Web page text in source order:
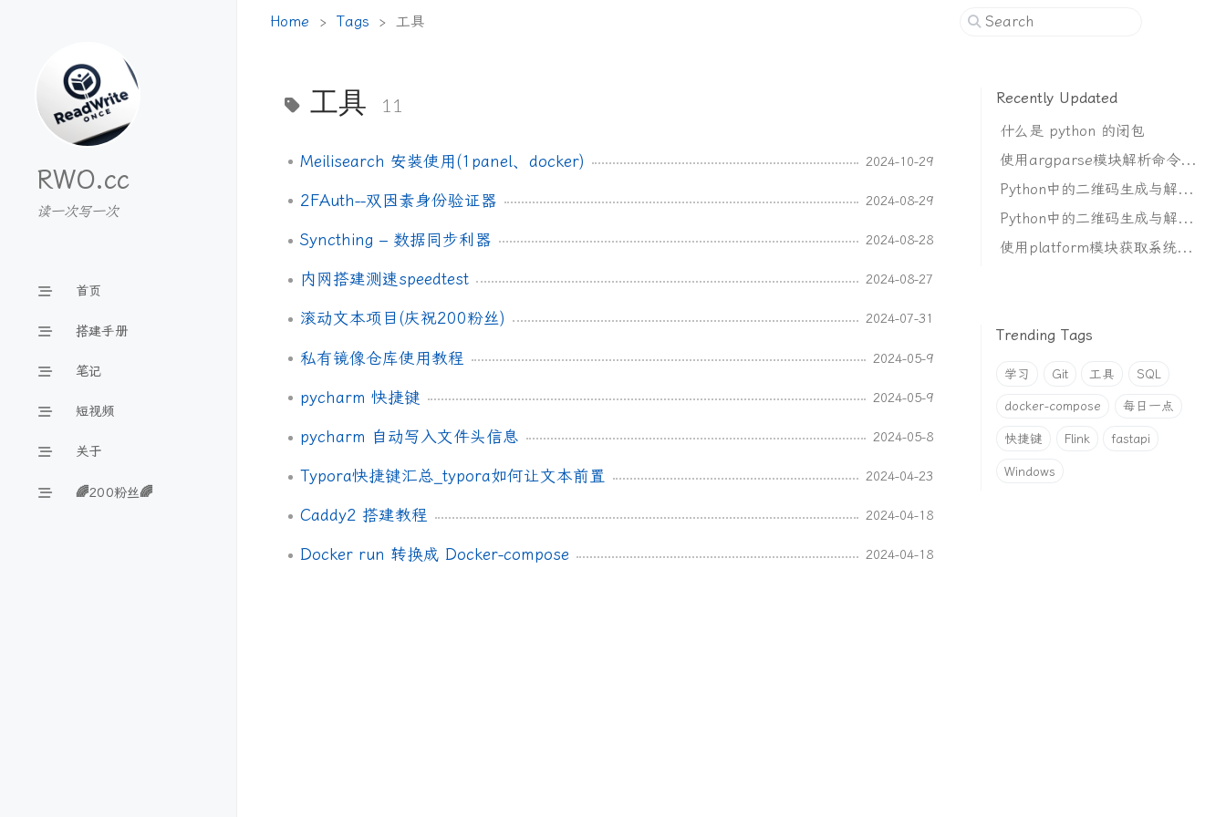
RWO.cc
读一次写一次
首页
搭建手册
笔记
短视频
关于
🌈200粉丝🌈
Home Tags 工具
工具 11
Meilisearch 安装使用(1panel、docker) 2024-10-29
2FAuth--双因素身份验证器 2024-08-29
Syncthing – 数据同步利器 2024-08-28
内网搭建测速speedtest 2024-08-27
滚动文本项目(庆祝200粉丝) 2024-07-31
私有镜像仓库使用教程 2024-05-9
pycharm 快捷键 2024-05-9
pycharm 自动写入文件头信息 2024-05-8
Typora快捷键汇总_typora如何让文本前置 2024-04-23
Caddy2 搭建教程 2024-04-18
Docker run 转换成 Docker-compose 2024-04-18
Recently Updated
什么是 python 的闭包
使用argparse模块解析命令行参数
Python中的二维码生成与解析（花里胡哨）
Python中的二维码生成与解析（基础使用）
使用platform模块获取系统信息
Trending Tags
学习 Git 工具 SQL
docker-compose 每日一点
快捷键 Flink fastapi
Windows